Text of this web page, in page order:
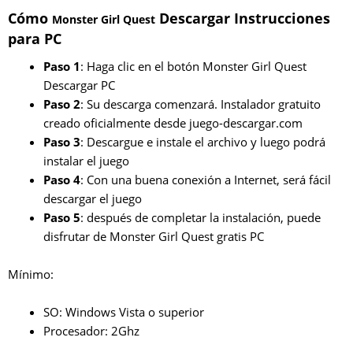
Cómo Monster Girl Quest Descargar Instrucciones
para PC
Paso 1: Haga clic en el botón Monster Girl Quest
Descargar PC
Paso 2: Su descarga comenzará. Instalador gratuito
creado oficialmente desde juego-descargar.com
Paso 3: Descargue e instale el archivo y luego podrá
instalar el juego
Paso 4: Con una buena conexión a Internet, será fácil
descargar el juego
Paso 5: después de completar la instalación, puede
disfrutar de Monster Girl Quest gratis PC
Mínimo:
SO: Windows Vista o superior
Procesador: 2Ghz